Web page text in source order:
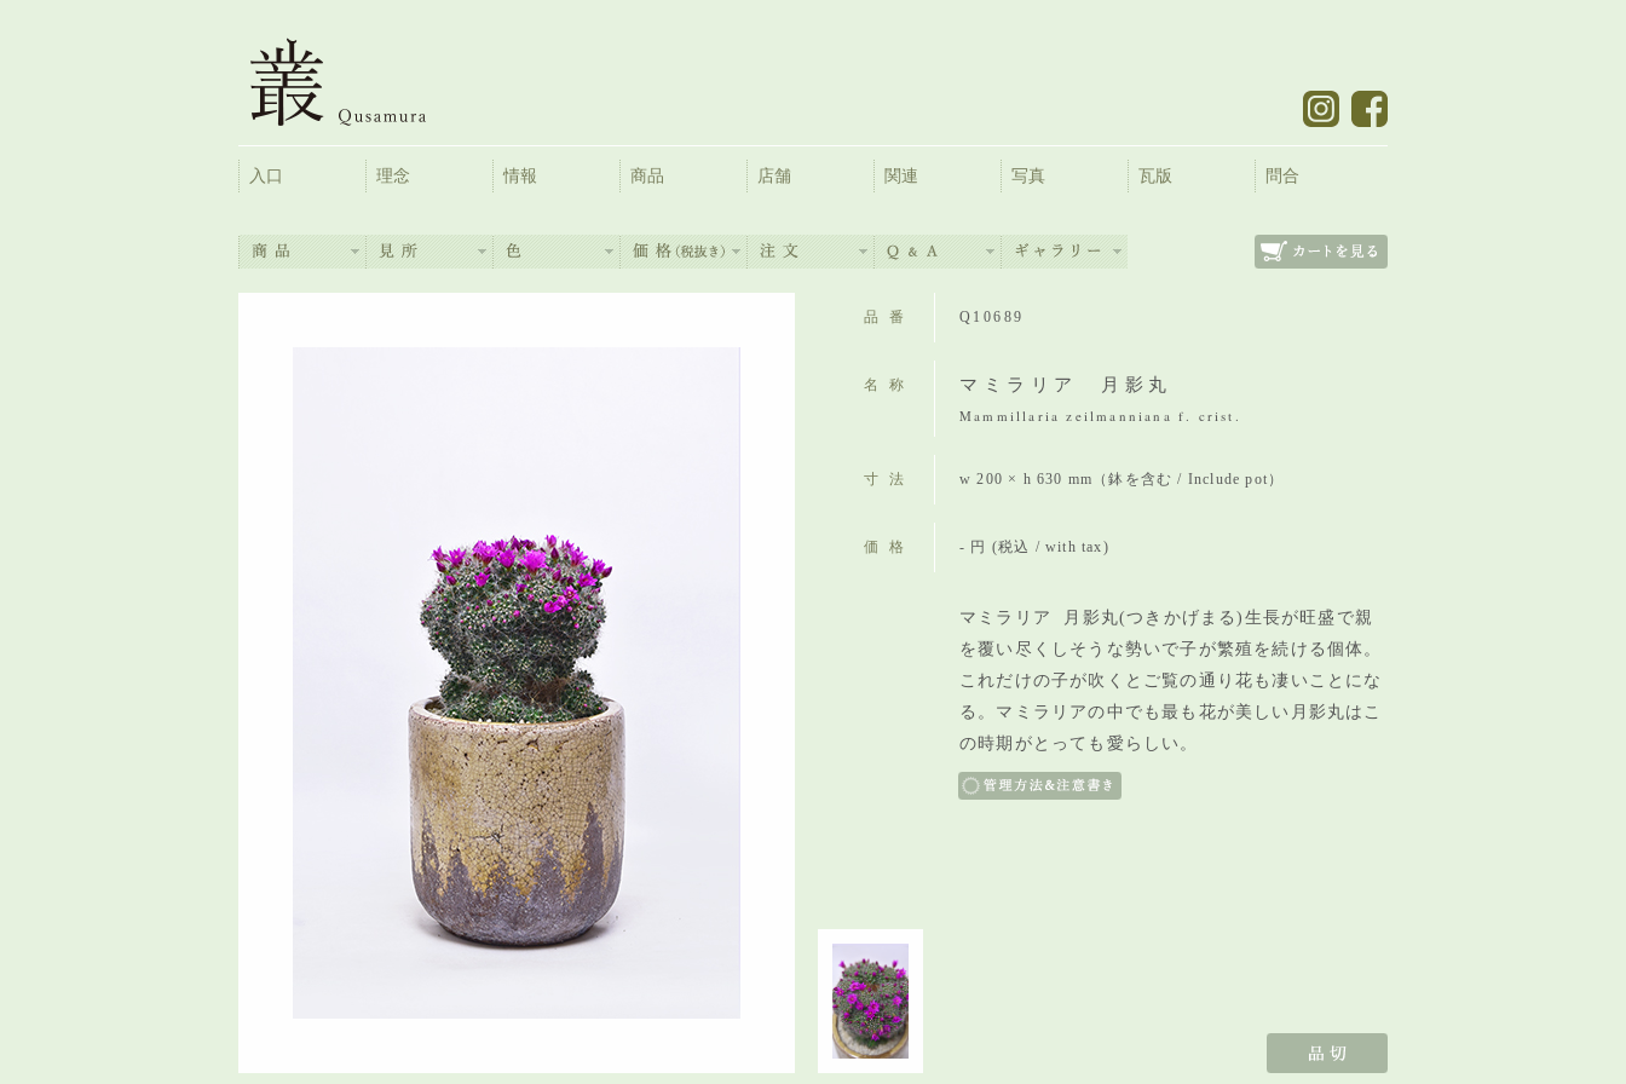
入口 理念 情報 商品 店舗 関連 写真 瓦版 問合
品番 Q10689
名称 マミラリア 月影丸
Mammillaria zeilmanniana f. crist.
寸法 w 200 × h 630 mm（鉢を含む / Include pot）
価格 - 円 (税込 / with tax)
マミラリア 月影丸(つきかげまる)生長が旺盛で親
を覆い尽くしそうな勢いで子が繁殖を続ける個体。
これだけの子が吹くとご覧の通り花も凄いことにな
る。マミラリアの中でも最も花が美しい月影丸はこ
の時期がとっても愛らしい。